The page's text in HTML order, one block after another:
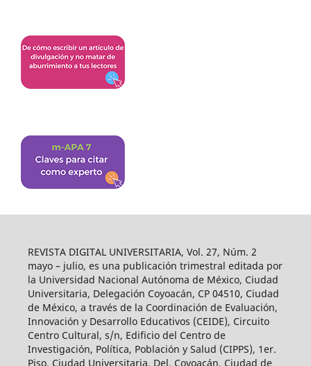
REVISTA DIGITAL UNIVERSITARIA, Vol. 27, Núm. 2
mayo – julio, es una publicación trimestral editada por
la Universidad Nacional Autónoma de México, Ciudad
Universitaria, Delegación Coyoacán, CP 04510, Ciudad
de México, a través de la Coordinación de Evaluación,
Innovación y Desarrollo Educativos (CEIDE), Circuito
Centro Cultural, s/n, Edificio del Centro de
Investigación, Política, Población y Salud (CIPPS), 1er.
Piso, Ciudad Universitaria, Del. Coyoacán, Ciudad de